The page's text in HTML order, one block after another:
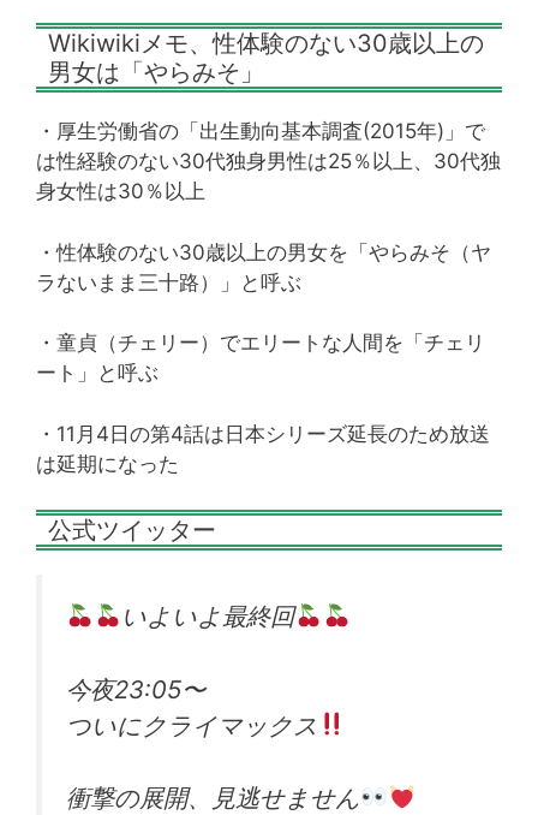
Wikiwikiメモ、性体験のない30歳以上の
男女は「やらみそ」
・厚生労働省の「出生動向基本調査(2015年)」で
は性経験のない30代独身男性は25％以上、30代独
身女性は30％以上
・性体験のない30歳以上の男女を「やらみそ（ヤ
ラないまま三十路）」と呼ぶ
・童貞（チェリー）でエリートな人間を「チェリ
ート」と呼ぶ
・11月4日の第4話は日本シリーズ延長のため放送
は延期になった
公式ツイッター
いよいよ最終回
今夜23:05〜
ついにクライマックス
衝撃の展開、見逃せません